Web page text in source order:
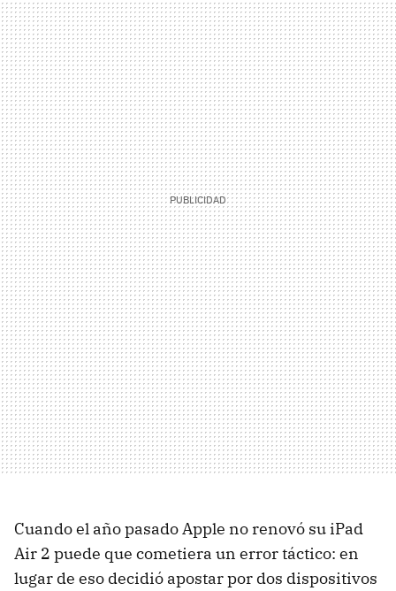
Cuando el año pasado Apple no renovó su iPad
Air 2 puede que cometiera un error táctico: en
lugar de eso decidió apostar por dos dispositivos